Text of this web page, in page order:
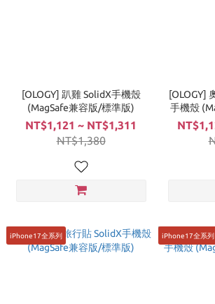
[OLOGY] 趴雞 SolidX手機殼
(MagSafe兼容版/標準版)
NT$1,121 ~ NT$1,311
NT$1,380
[OLOGY]
手機殼
iPhone17全系列 iPhone17全系列